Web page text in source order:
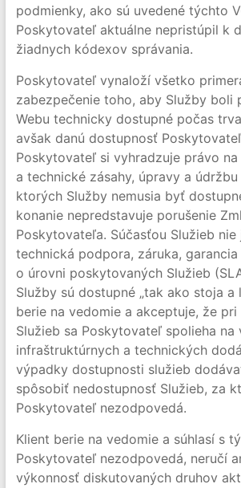
podmienky, ako sú uvedené týchto
Poskytovateľ aktuálne nepristúpil k
žiadnych kódexov správania.
Poskytovateľ vynaloží všetko
zabezpečenie toho, aby Služby boli
Webu technicky dostupné počas
avšak danú dostupnosť
Poskytovateľ si vyhradzuje právo na
a technické zásahy, úpravy a údržbu
ktorých Služby nemusia byť
konanie nepredstavuje porušenie
Poskytovateľa. Súčasťou Služieb nie
technická podpora, záruka,
o úrovni poskytovaných Služieb
Služby sú dostupné „tak ako stoja a
berie na vedomie a akceptuje, že
Služieb sa Poskytovateľ spolieha na
infraštruktúrnych a technických
výpadky dostupnosti služieb
spôsobiť nedostupnosť Služieb, za
Poskytovateľ nezodpovedá.
Klient berie na vedomie a súhlasí s
Poskytovateľ nezodpovedá, neručí
výkonnosť diskutovaných druhov